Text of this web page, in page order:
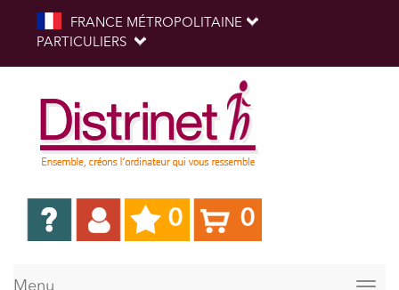
FRANCE MÉTROPOLITAINE
PARTICULIERS
0 0
Menu